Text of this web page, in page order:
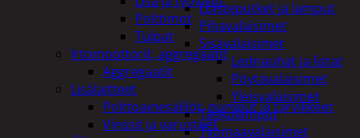
Loisteputket ja lamput
Pihavalaisimet
Sisävalaisimet
Lednauhat ja listat
Pöytävalaisimet
Yleisvalaisimet
Taskulamput
Työmaavalaisimet
Polttimot
Tulpat
Irtomoottorit, aggregaatit
Aggregaatit
Lisälaitteet
Polttoainesäiliöt, pumput ja tarvikkeet
Vinssit ja varusteet